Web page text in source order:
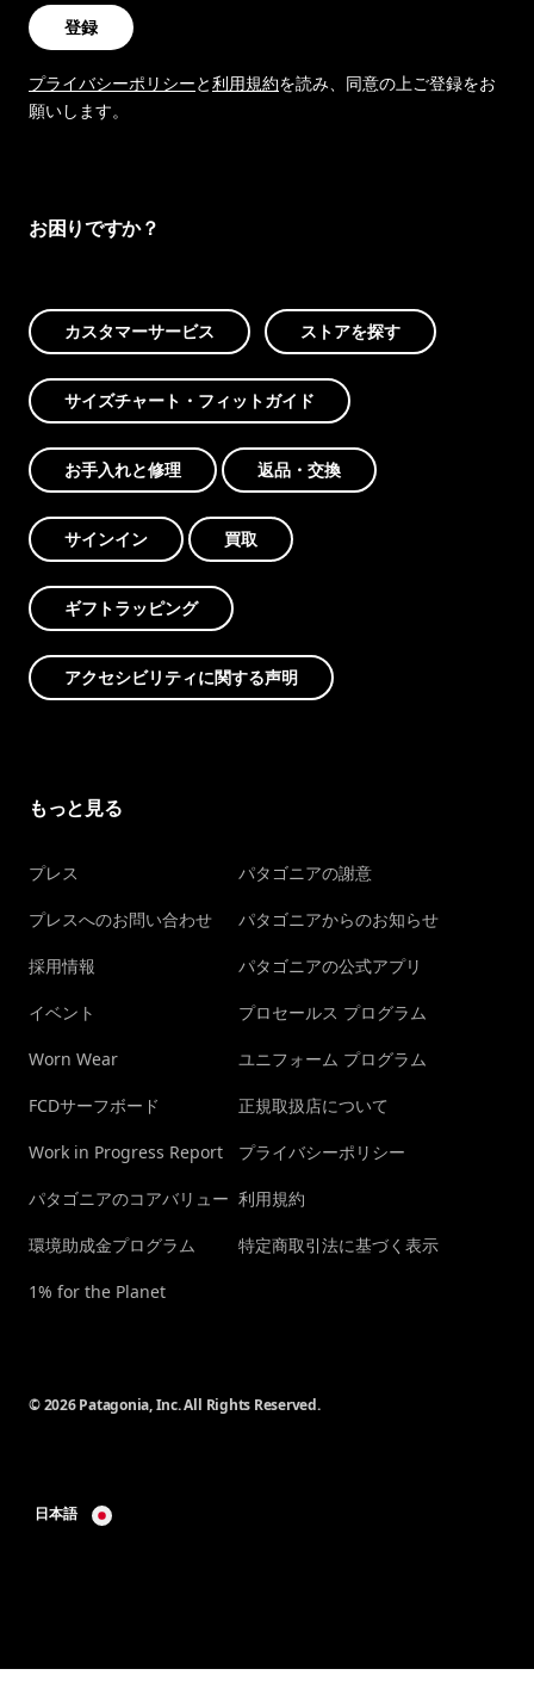
登録
プライバシーポリシーと利用規約を読み、同意の上ご登録をお
願いします。
お困りですか？
カスタマーサービス ストアを探す
サイズチャート・フィットガイド
お手入れと修理 返品・交換
サインイン 買取
ギフトラッピング
アクセシビリティに関する声明
もっと見る
プレス
プレスへのお問い合わせ
採用情報
イベント
Worn Wear
FCDサーフボード
Work in Progress Report
パタゴニアのコアバリュー
環境助成金プログラム
1% for the Planet
パタゴニアの謝意
パタゴニアからのお知らせ
パタゴニアの公式アプリ
プロセールス プログラム
ユニフォーム プログラム
正規取扱店について
プライバシーポリシー
利用規約
特定商取引法に基づく表示
© 2026 Patagonia, Inc. All Rights Reserved.
日本語